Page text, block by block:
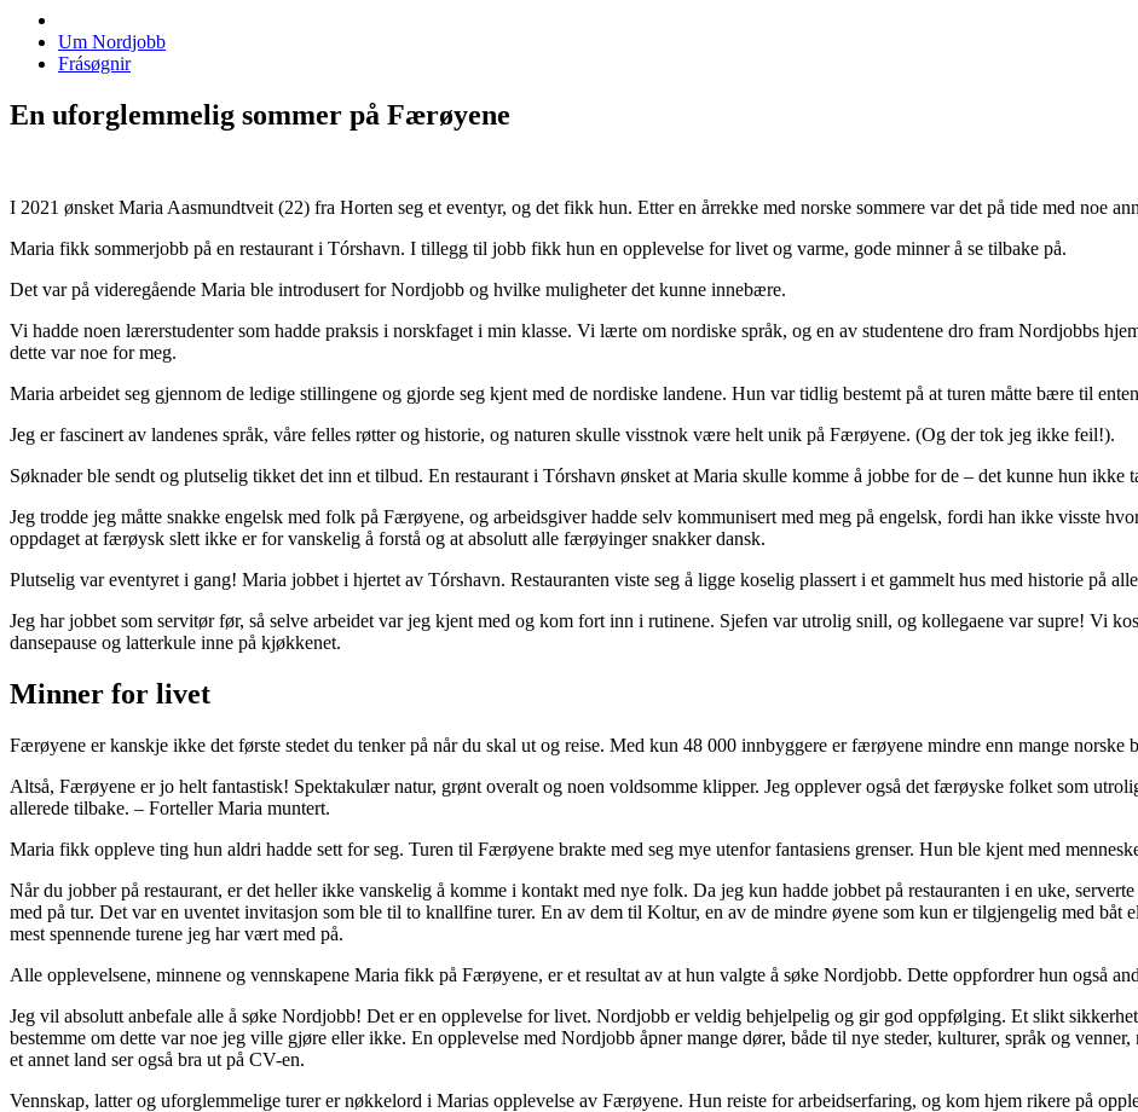
Um Nordjobb
Frásøgnir
En uforglemmelig sommer på Færøyene
I 2021 ønsket Maria Aasmundtveit (22) fra Horten seg et eventyr, og det fikk hun. Etter en årrekke med norske sommere var det på tide med noe
Maria fikk sommerjobb på en restaurant i Tórshavn. I tillegg til jobb fikk hun en opplevelse for livet og varme, gode minner å se tilbake på.
Det var på videregående Maria ble introdusert for Nordjobb og hvilke muligheter det kunne innebære.
Vi hadde noen lærerstudenter som hadde praksis i norskfaget i min klasse. Vi lærte om nordiske språk, og en av studentene dro fram Nordjobbs
dette var noe for meg.
Maria arbeidet seg gjennom de ledige stillingene og gjorde seg kjent med de nordiske landene. Hun var tidlig bestemt på at turen måtte bære til
Jeg er fascinert av landenes språk, våre felles røtter og historie, og naturen skulle visstnok være helt unik på Færøyene. (Og der tok jeg ikke feil!).
Søknader ble sendt og plutselig tikket det inn et tilbud. En restaurant i Tórshavn ønsket at Maria skulle komme å jobbe for de – det kunne hun ikke
Jeg trodde jeg måtte snakke engelsk med folk på Færøyene, og arbeidsgiver hadde selv kommunisert med meg på engelsk, fordi han ikke visste
oppdaget at færøysk slett ikke er for vanskelig å forstå og at absolutt alle færøyinger snakker dansk.
Plutselig var eventyret i gang! Maria jobbet i hjertet av Tórshavn. Restauranten viste seg å ligge koselig plassert i et gammelt hus med historie på
Jeg har jobbet som servitør før, så selve arbeidet var jeg kjent med og kom fort inn i rutinene. Sjefen var utrolig snill, og kollegaene var supre! Vi
dansepause og latterkule inne på kjøkkenet.
Minner for livet
Færøyene er kanskje ikke det første stedet du tenker på når du skal ut og reise. Med kun 48 000 innbyggere er færøyene mindre enn mange
Altså, Færøyene er jo helt fantastisk! Spektakulær natur, grønt overalt og noen voldsomme klipper. Jeg opplever også det færøyske folket som
allerede tilbake. – Forteller Maria muntert.
Maria fikk oppleve ting hun aldri hadde sett for seg. Turen til Færøyene brakte med seg mye utenfor fantasiens grenser. Hun ble kjent med
Når du jobber på restaurant, er det heller ikke vanskelig å komme i kontakt med nye folk. Da jeg kun hadde jobbet på restauranten i en uke,
med på tur. Det var en uventet invitasjon som ble til to knallfine turer. En av dem til Koltur, en av de mindre øyene som kun er tilgjengelig med båt
mest spennende turene jeg har vært med på.
Alle opplevelsene, minnene og vennskapene Maria fikk på Færøyene, er et resultat av at hun valgte å søke Nordjobb. Dette oppfordrer hun også
Jeg vil absolutt anbefale alle å søke Nordjobb! Det er en opplevelse for livet. Nordjobb er veldig behjelpelig og gir god oppfølging. Et slikt
bestemme om dette var noe jeg ville gjøre eller ikke. En opplevelse med Nordjobb åpner mange dører, både til nye steder, kulturer, språk og
et annet land ser også bra ut på CV-en.
Vennskap, latter og uforglemmelige turer er nøkkelord i Marias opplevelse av Færøyene. Hun reiste for arbeidserfaring, og kom hjem rikere på